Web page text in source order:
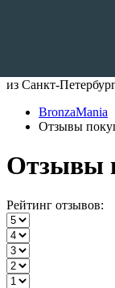
из Санкт-
BronzaMania
Отзывы
Отзывы
Рейтинг отзывов: